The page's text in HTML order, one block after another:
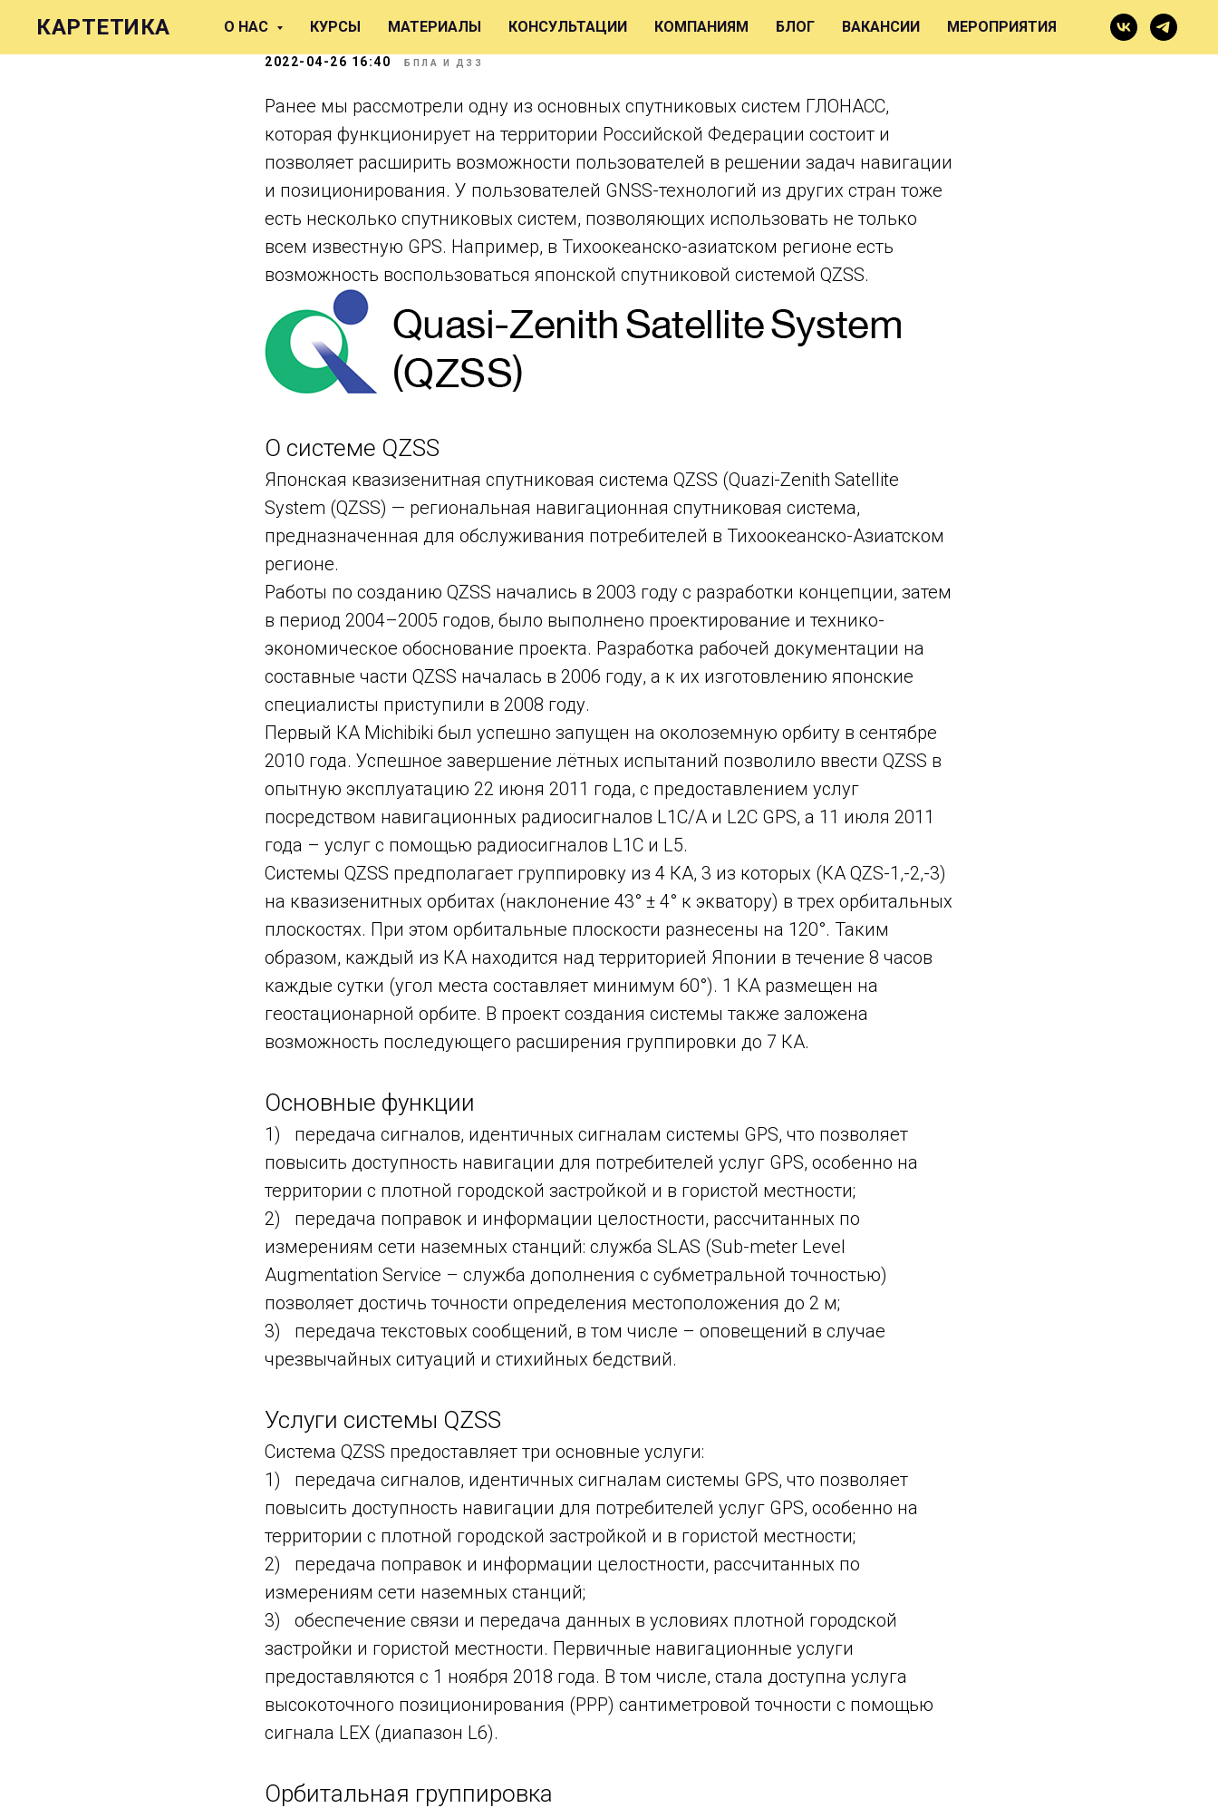
КАРТЕТИКА О НАС КУРСЫ МАТЕРИАЛЫ КОНСУЛЬТАЦИИ КОМПАНИЯМ БЛОГ ВАКАНСИИ МЕРОПРИЯТИЯ
Японская спутниковая система QZSS
2022-04-26 16:40 БПЛА И ДЗЗ
Ранее мы рассмотрели одну из основных спутниковых систем ГЛОНАСС,
которая функционирует на территории Российской Федерации состоит и
позволяет расширить возможности пользователей в решении задач навигации
и позиционирования. У пользователей GNSS-технологий из других стран тоже
есть несколько спутниковых систем, позволяющих использовать не только
всем известную GPS. Например, в Тихоокеанско-азиатском регионе есть
возможность воспользоваться японской спутниковой системой QZSS.
О системе QZSS
Японская квазизенитная спутниковая система QZSS (Quazi-Zenith Satellite
System (QZSS) — региональная навигационная спутниковая система,
предназначенная для обслуживания потребителей в Тихоокеанско-Азиатском
регионе.
Работы по созданию QZSS начались в 2003 году с разработки концепции, затем
в период 2004–2005 годов, было выполнено проектирование и технико-
экономическое обоснование проекта. Разработка рабочей документации на
составные части QZSS началась в 2006 году, а к их изготовлению японские
специалисты приступили в 2008 году.
Первый КА Michibiki был успешно запущен на околоземную орбиту в сентябре
2010 года. Успешное завершение лётных испытаний позволило ввести QZSS в
опытную эксплуатацию 22 июня 2011 года, с предоставлением услуг
посредством навигационных радиосигналов L1C/A и L2C GPS, а 11 июля 2011
года – услуг с помощью радиосигналов L1C и L5.
Системы QZSS предполагает группировку из 4 КА, 3 из которых (КА QZS-1,-2,-3)
на квазизенитных орбитах (наклонение 43° ± 4° к экватору) в трех орбитальных
плоскостях. При этом орбитальные плоскости разнесены на 120°. Таким
образом, каждый из КА находится над территорией Японии в течение 8 часов
каждые сутки (угол места составляет минимум 60°). 1 КА размещен на
геостационарной орбите. В проект создания системы также заложена
возможность последующего расширения группировки до 7 КА.
Основные функции
1) передача сигналов, идентичных сигналам системы GPS, что позволяет
повысить доступность навигации для потребителей услуг GPS, особенно на
территории с плотной городской застройкой и в гористой местности;
2) передача поправок и информации целостности, рассчитанных по
измерениям сети наземных станций: служба SLAS (Sub-meter Level
Augmentation Service – служба дополнения с субметральной точностью)
позволяет достичь точности определения местоположения до 2 м;
3) передача текстовых сообщений, в том числе – оповещений в случае
чрезвычайных ситуаций и стихийных бедствий.
Услуги системы QZSS
Cистема QZSS предоставляет три основные услуги:
1) передача сигналов, идентичных сигналам системы GPS, что позволяет
повысить доступность навигации для потребителей услуг GPS, особенно на
территории с плотной городской застройкой и в гористой местности;
2) передача поправок и информации целостности, рассчитанных по
измерениям сети наземных станций;
3) обеспечение связи и передача данных в условиях плотной городской
застройки и гористой местности. Первичные навигационные услуги
предоставляются с 1 ноября 2018 года. В том числе, стала доступна услуга
высокоточного позиционирования (PPP) сантиметровой точности с помощью
сигнала LEX (диапазон L6).
Орбитальная группировка